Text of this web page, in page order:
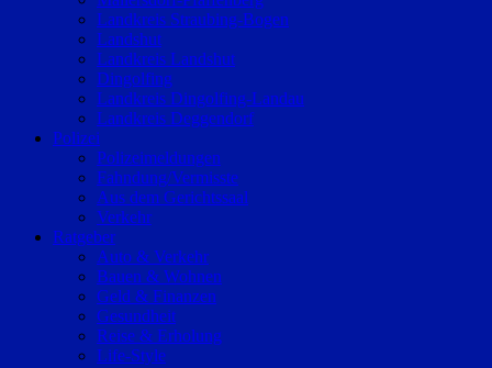
Landkreis Straubing-Bogen
Landshut
Landkreis Landshut
Dingolfing
Landkreis Dingolfing-Landau
Landkreis Deggendorf
Polizei
Polizeimeldungen
Fahndung/Vermisste
Aus dem Gerichtssaal
Verkehr
Ratgeber
Auto & Verkehr
Bauen & Wohnen
Geld & Finanzen
Gesundheit
Reise & Erholung
Life-Style